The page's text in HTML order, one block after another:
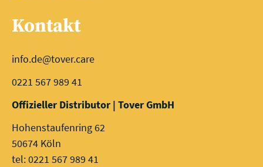
Kontakt
info.de@tover.care
0221 567 989 41
Offizieller Distributor | Tover GmbH
Hohenstaufenring 62
50674 Köln
tel: 0221 567 989 41